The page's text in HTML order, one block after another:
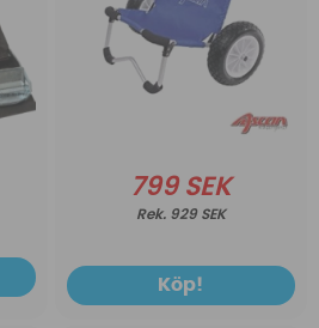
799 SEK
929 SEK
Köp!